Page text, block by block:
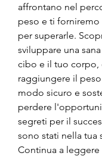
affrontano nel
peso e ti
per superarle.
sviluppare una
cibo e il tuo corpo,
raggiungere il
modo sicuro e
perdere
segreti per il
sono stati nella tua
Continua a leggere